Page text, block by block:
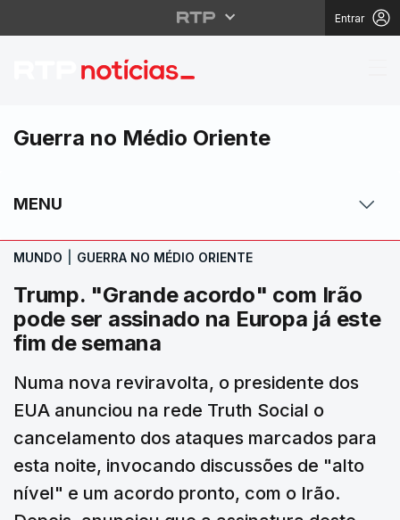
Entrar
Trump. "Grande
Guerra no Médio Oriente
MENU
MUNDO GUERRA NO MÉDIO ORIENTE
Trump. "Grande acordo" com Irão
pode ser assinado na Europa já este
fim de semana
Numa nova reviravolta, o presidente dos
EUA anunciou na rede Truth Social o
cancelamento dos ataques marcados para
esta noite, invocando discussões de "alto
nível" e um acordo pronto, com o Irão.